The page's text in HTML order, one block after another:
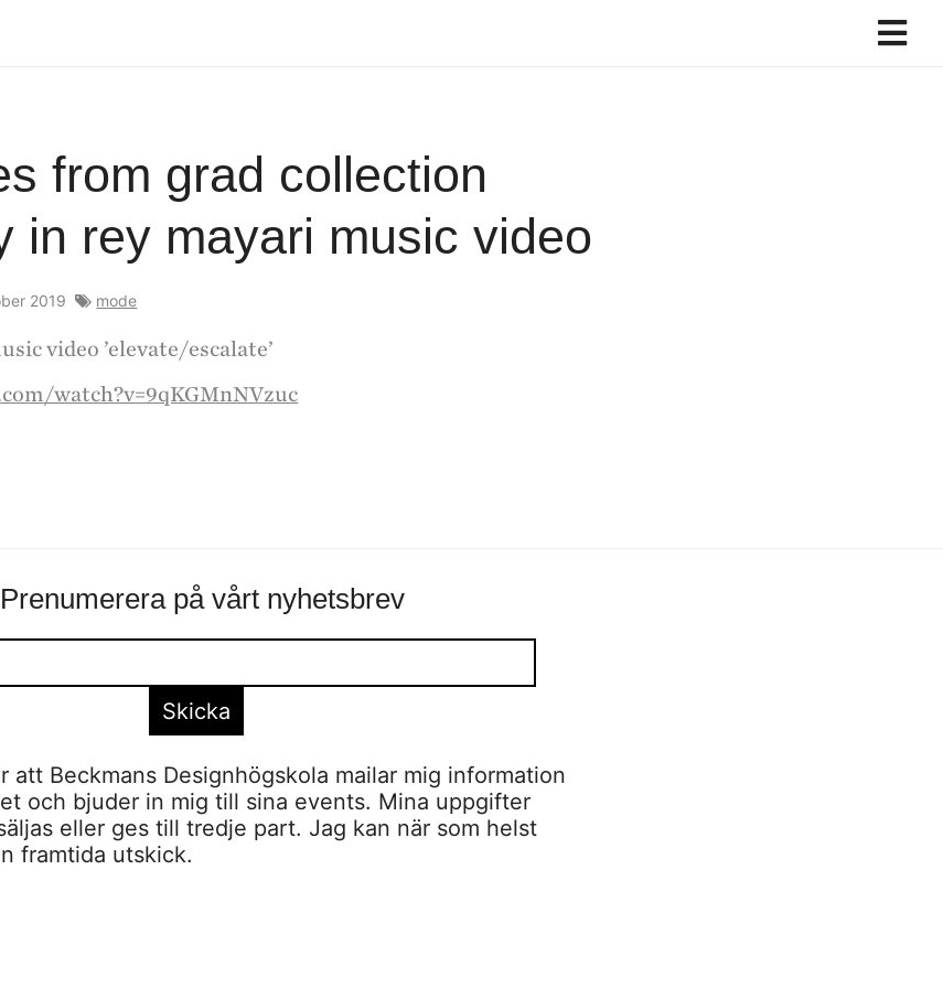
from grad collection
in rey mayari music video
2019 mode
video ’elevate/escalate’
watch?v=9qKGMnNVzuc
Prenumerera på vårt nyhetsbrev
att Beckmans Designhögskola mailar mig information
och bjuder in mig till sina events. Mina uppgifter
eller ges till tredje part. Jag kan när som helst
framtida utskick.